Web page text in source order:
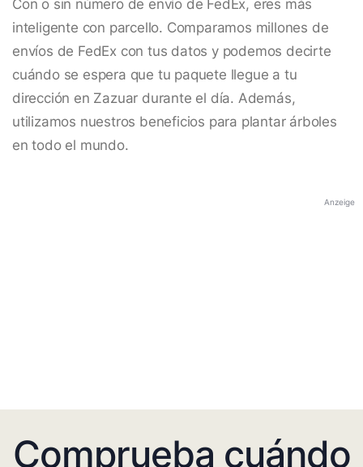
Con o sin número de envío de FedEx, eres más
inteligente con parcello. Comparamos millones de
envíos de FedEx con tus datos y podemos decirte
cuándo se espera que tu paquete llegue a tu
dirección en Zazuar durante el día. Además,
utilizamos nuestros beneficios para plantar árboles
en todo el mundo.
Anzeige
Comprueba cuándo